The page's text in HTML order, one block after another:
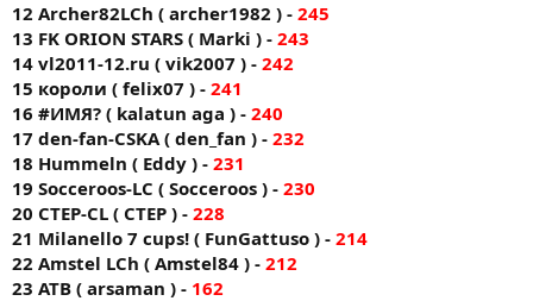
12 Archer82LCh ( archer1982 ) - 245
13 FK ORION STARS ( Markі ) - 243
14 vl2011-12.ru ( vik2007 ) - 242
15 короли ( felix07 ) - 241
16 #ИМЯ? ( kalatun aga ) - 240
17 den-fan-CSKA ( den_fan ) - 232
18 Hummeln ( Eddy ) - 231
19 Socceroos-LC ( Socceroos ) - 230
20 CTEP-CL ( CTEP ) - 228
21 Milanello 7 cups! ( FunGattuso ) - 214
22 Amstel LCh ( Amstel84 ) - 212
23 ATB ( arsaman ) - 162